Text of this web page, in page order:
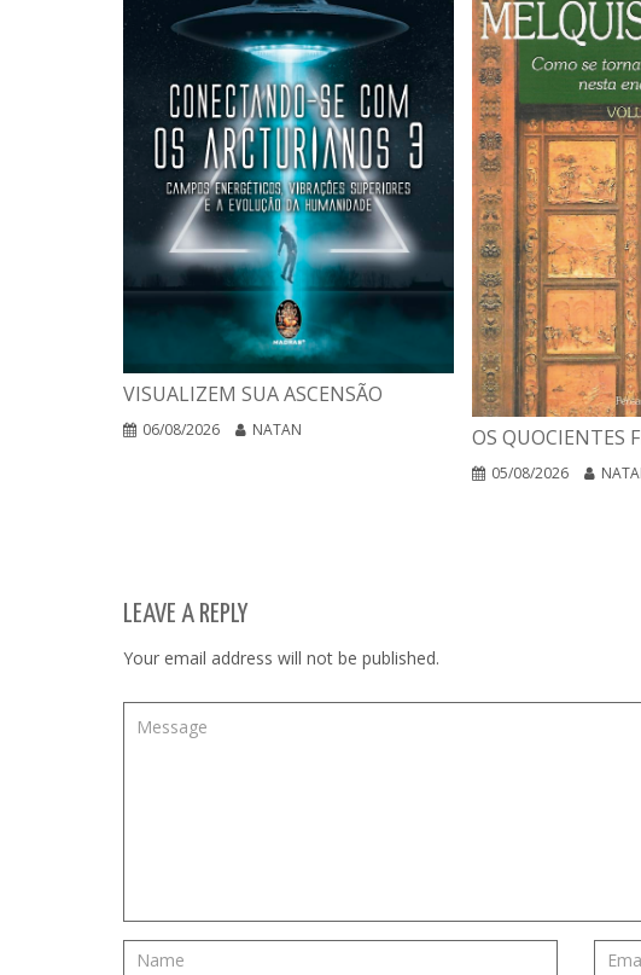
VISUALIZEM SUA ASCENSÃO
06/08/2026 NATAN OS QUOCIENTES
05/08/2026
LEAVE A REPLY
Your email address will not be published.